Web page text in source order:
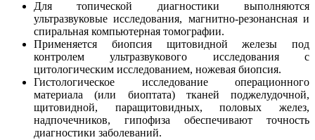
Для топической диагностики выполняются
ультразвуковые исследования, магнитно-резонансная и
спиральная компьютерная томографии.
Применяется биопсия щитовидной железы под
контролем ультразвукового исследования с
цитологическим исследованием, ножевая биопсия.
Гистологическое исследование операционного
материала (или биоптата) тканей поджелудочной,
щитовидной, паращитовидных, половых желез,
надпочечников, гипофиза обеспечивают точность
диагностики заболеваний.